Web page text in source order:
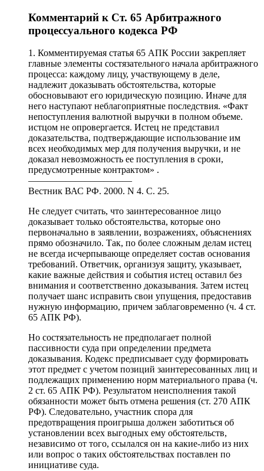
Комментарий к Ст. 65 Арбитражного
процессуального кодекса РФ
1. Комментируемая статья 65 АПК России закрепляет
главные элементы состязательного начала арбитражного
процесса: каждому лицу, участвующему в деле,
надлежит доказывать обстоятельства, которые
обосновывают его юридическую позицию. Иначе для
него наступают неблагоприятные последствия. «Факт
непоступления валютной выручки в полном объеме.
истцом не опровергается. Истец не представил
доказательства, подтверждающие использование им
всех необходимых мер для получения выручки, и не
доказал невозможность ее поступления в сроки,
предусмотренные контрактом» .
———————————
Вестник ВАС РФ. 2000. N 4. С. 25.
Не следует считать, что заинтересованное лицо
доказывает только обстоятельства, которые оно
первоначально в заявлении, возражениях, объяснениях
прямо обозначило. Так, по более сложным делам истец
не всегда исчерпывающе определяет состав основания
требований. Ответчик, организуя защиту, указывает,
какие важные действия и события истец оставил без
внимания и соответственно доказывания. Затем истец
получает шанс исправить свои упущения, предоставив
нужную информацию, причем заблаговременно (ч. 4 ст.
65 АПК РФ).
Но состязательность не предполагает полной
пассивности суда при определении предмета
доказывания. Кодекс предписывает суду формировать
этот предмет с учетом позиций заинтересованных лиц и
подлежащих применению норм материального права (ч.
2 ст. 65 АПК РФ). Результатом неисполнения такой
обязанности может быть отмена решения (ст. 270 АПК
РФ). Следовательно, участник спора для
предотвращения проигрыша должен заботиться об
установлении всех выгодных ему обстоятельств,
независимо от того, ссылался он на какие-либо из них
или вопрос о таких обстоятельствах поставлен по
инициативе суда.